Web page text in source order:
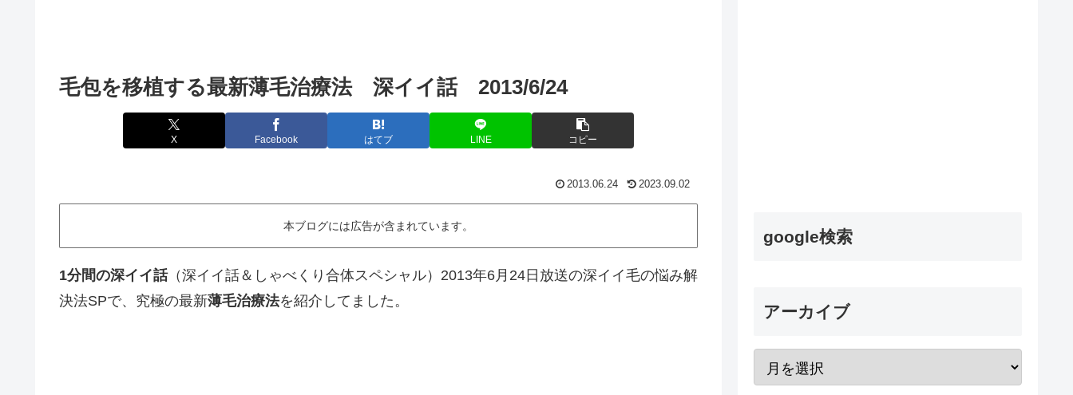
毛包を移植する最新薄毛治療法 深イイ話 2013/6/24
X Facebook はてブ LINE コピー
2013.06.24 2023.09.02
本ブログには広告が含まれています。
1分間の深イイ話（深イイ話＆しゃべくり合体スペシャル）2013年6月24日放送の深イイ毛の悩み解
決法SPで、究極の最新薄毛治療法を紹介してました。
google検索
アーカイブ